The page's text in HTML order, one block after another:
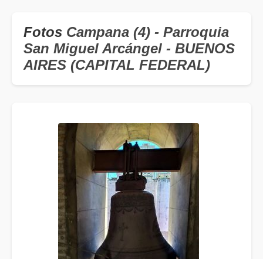
Fotos Campana (4) - Parroquia
San Miguel Arcángel - BUENOS
AIRES (CAPITAL FEDERAL)